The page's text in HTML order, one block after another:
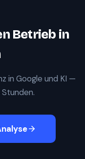
Betrieb in
in Google und KI —